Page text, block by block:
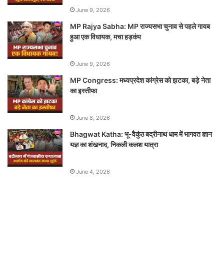
June 9, 2026
MP Rajya Sabha: MP राज्यसभा चुनाव से पहले गायब
हुआ एक विधायक, मचा हड़कंप
June 9, 2026
MP Congress: मध्यप्रदेश कांग्रेस को झटका, बड़े नेता
का इस्तीफा
June 8, 2026
Bhagwat Katha: भू-वैकुंठ बद्रीनाथ धाम में भागवत ज्ञान
यज्ञ का शंखनाद, निकली कलश यात्रा
June 4, 2026